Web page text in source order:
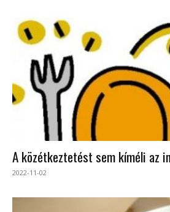
A közétkeztetést sem kíméli az
2022-11-02